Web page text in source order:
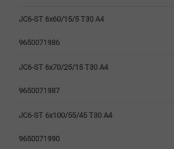
JC6-ST 6x60/15/5 T30 A4
9650071986
JC6-ST 6x70/25/15 T30 A4
9650071987
JC6-ST 6x100/55/45 T30 A4
9650071990